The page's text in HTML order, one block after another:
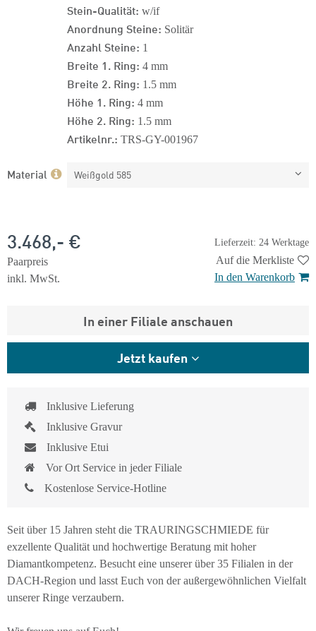
Stein-Qualität: w/if
Anordnung Steine: Solitär
Anzahl Steine: 1
Breite 1. Ring: 4 mm
Breite 2. Ring: 1.5 mm
Höhe 1. Ring: 4 mm
Höhe 2. Ring: 1.5 mm
Artikelnr.: TRS-GY-001967
Material Weißgold 585
Lieferzeit: 24 Werktage
3.468,- €
Paarpreis
inkl. MwSt.
Auf die Merkliste
In den Warenkorb
In einer Filiale anschauen
Jetzt kaufen
Inklusive Lieferung
Inklusive Gravur
Inklusive Etui
Vor Ort Service in jeder Filiale
Kostenlose Service-Hotline
Seit über 15 Jahren steht die TRAURINGSCHMIEDE für
exzellente Qualität und hochwertige Beratung mit hoher
Diamantkompetenz. Besucht eine unserer über 35 Filialen in der
DACH-Region und lasst Euch von der außergewöhnlichen Vielfalt
unserer Ringe verzaubern.